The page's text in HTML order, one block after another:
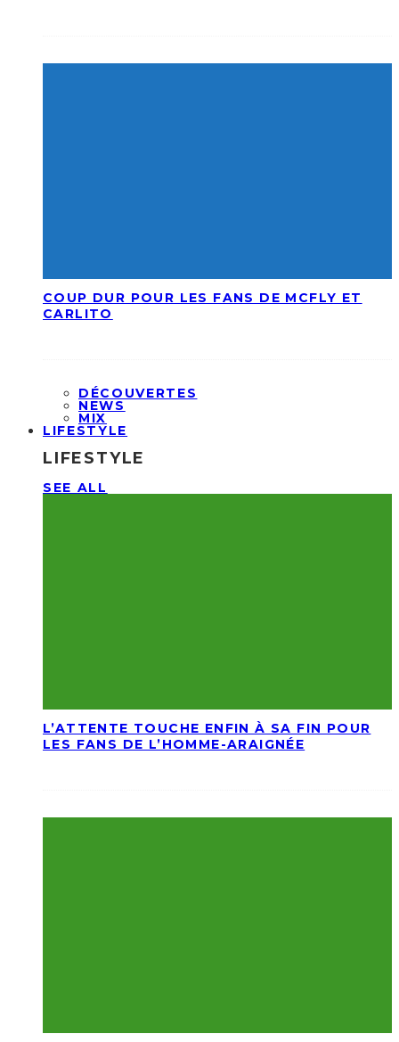
COUP DUR POUR LES FANS DE MCFLY ET
CARLITO
DÉCOUVERTES
NEWS
MIX
LIFESTYLE
LIFESTYLE
SEE ALL
L’ATTENTE TOUCHE ENFIN À SA FIN POUR
LES FANS DE L’HOMME-ARAIGNÉE